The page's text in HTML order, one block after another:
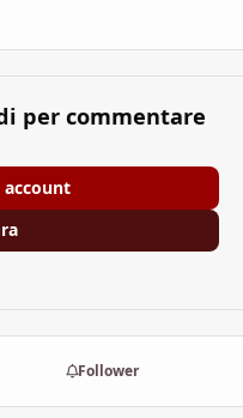
per commentare
account
Follower